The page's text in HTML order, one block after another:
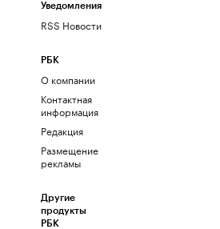
Уведомления
RSS Новости
РБК
О компании
Контактная
информация
Редакция
Размещение
рекламы
Другие
продукты
РБК